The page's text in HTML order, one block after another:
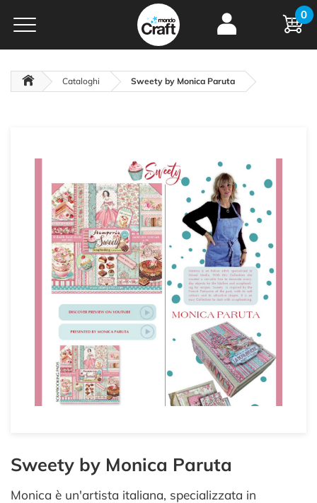
Rivenditori di
Hobbistica
Découpage
powered by
Mondo Fai
0
Cataloghi Sweety by Monica Paruta
Sweety by Monica Paruta
Monica è un'artista italiana, specializzata in